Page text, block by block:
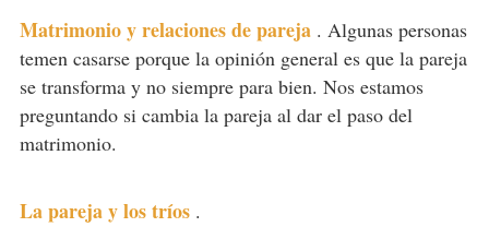
Matrimonio y relaciones de pareja . Algunas personas
temen casarse porque la opinión general es que la pareja
se transforma y no siempre para bien. Nos estamos
preguntando si cambia la pareja al dar el paso del
matrimonio.
La pareja y los tríos .